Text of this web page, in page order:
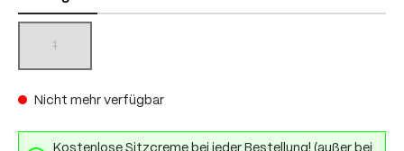
1
Nicht mehr verfügbar
Kostenlose Sitzcreme bei jeder Bestellung! (außer bei